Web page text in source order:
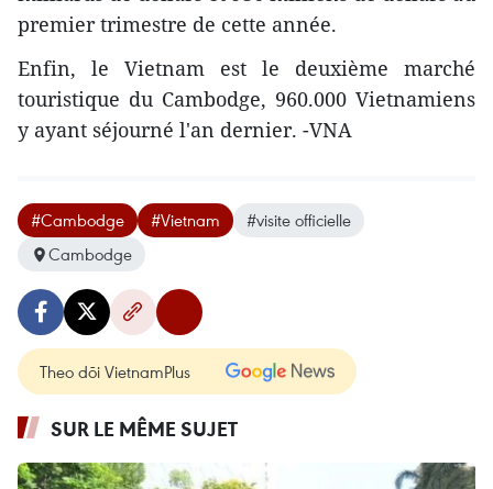
premier trimestre de cette année.
Enfin, le Vietnam est le deuxième marché
touristique du Cambodge, 960.000 Vietnamiens
y ayant séjourné l'an dernier. -VNA
#Cambodge #Vietnam
#visite officielle
Cambodge
Theo dõi VietnamPlus
SUR LE MÊME SUJET